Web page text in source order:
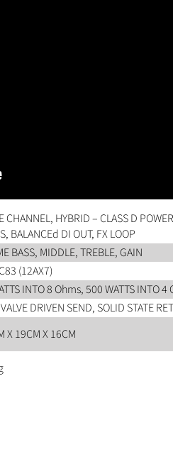
CHANNEL, HYBRID – CLASS D
BALANCEd DI OUT, FX LOOP
BASS, MIDDLE, TREBLE, GAIN
(12AX7)
INTO 8 Ohms, 500 WATTS INTO 4
DRIVEN SEND, SOLID STATE
X 19CM X 16CM